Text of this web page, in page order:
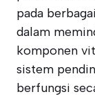
pada
dalam
komponen
sistem
berfungsi